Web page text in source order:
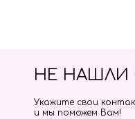
НЕ НАШЛИ
Укажите свои
и мы поможем Вам!